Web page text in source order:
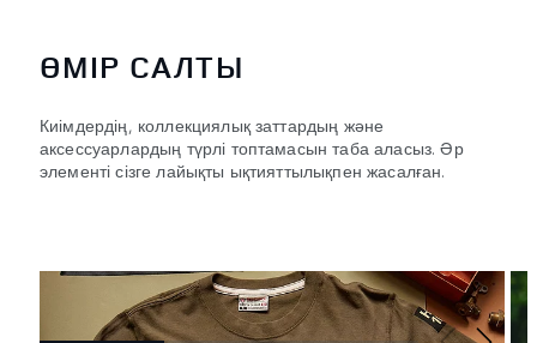
ӨМІР САЛТЫ
Киімдердің, коллекциялық заттардың және
аксессуарлардың түрлі топтамасын таба аласыз. Әр
элементі сізге лайықты ықтияттылықпен жасалған.